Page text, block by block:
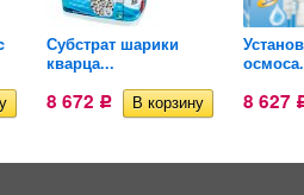
Субстрат шарики
кварца...
8 672 Р 8 627